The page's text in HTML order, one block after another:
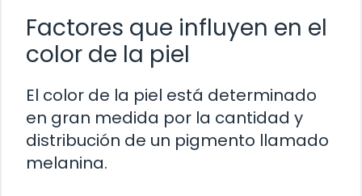
Factores que influyen en el
color de la piel
El color de la piel está determinado
en gran medida por la cantidad y
distribución de un pigmento llamado
melanina.